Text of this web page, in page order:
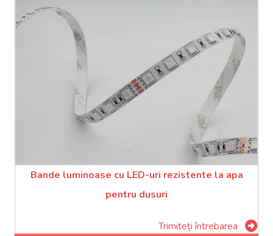
Bande luminoase cu LED-uri rezistente la apa
pentru dusuri
Trimiteți întrebarea